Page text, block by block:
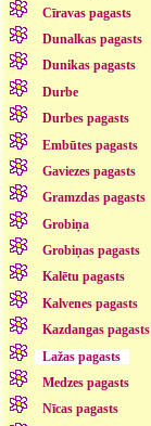
Cīravas pagasts
Dunalkas pagasts
Dunikas pagasts
Durbe
Durbes pagasts
Embūtes pagasts
Gaviezes pagasts
Gramzdas pagasts
Grobiņa
Grobiņas pagasts
Kalētu pagasts
Kalvenes pagasts
Kazdangas pagasts
Lažas pagasts
Medzes pagasts
Nīcas pagasts